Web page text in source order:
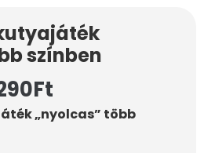
színben
Ft
„nyolcas” több